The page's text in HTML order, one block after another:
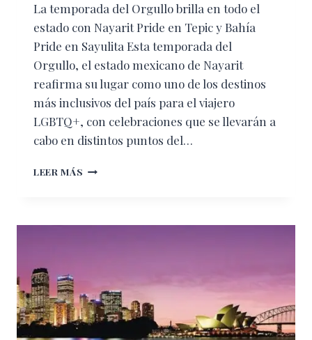
La temporada del Orgullo brilla en todo el
estado con Nayarit Pride en Tepic y Bahía
Pride en Sayulita Esta temporada del
Orgullo, el estado mexicano de Nayarit
reafirma su lugar como uno de los destinos
más inclusivos del país para el viajero
LGBTQ+, con celebraciones que se llevarán a
cabo en distintos puntos del…
LEER MÁS
ABRAZA